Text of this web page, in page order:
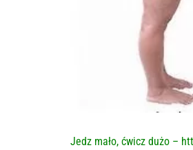
Jedz mało, ćwicz dużo –